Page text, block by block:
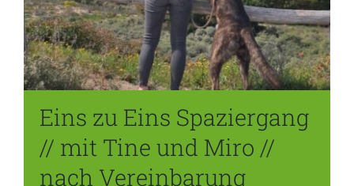
Kalender
Lernbereich
KontaktEins zu Eins Spaziergang
// mit Tine und Miro //
nach Vereinbarung